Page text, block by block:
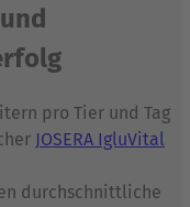
pro Tier und Tag
JOSERA IgluVital
durchschnittliche